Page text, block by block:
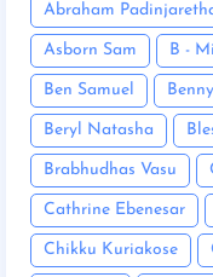
Abraham
Asborn Sam B -
Ben Samuel
Beryl Natasha
Brabhudhas Vasu
Cathrine Ebenesar
Chikku Kuriakose